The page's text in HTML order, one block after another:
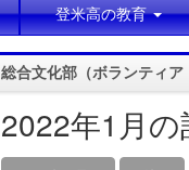
登米高の教育
総合文化部（ボランティア
2022年1月